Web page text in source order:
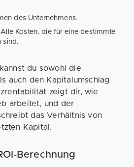
des Unternehmens.
Alle Kosten, die für eine bestimmte
sind.
du sowohl die
auch den Kapitalumschlag
zeigt dir, wie
arbeitet, und der
das Verhältnis von
Kapital.
Berechnung